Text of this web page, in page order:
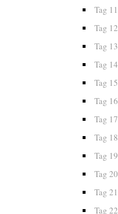
Tag 11
Tag 12
Tag 13
Tag 14
Tag 15
Tag 16
Tag 17
Tag 18
Tag 19
Tag 20
Tag 21
Tag 22